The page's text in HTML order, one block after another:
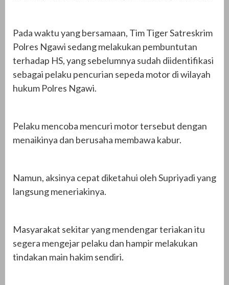
Pada waktu yang bersamaan, Tim Tiger Satreskrim
Polres Ngawi sedang melakukan pembuntutan
terhadap HS, yang sebelumnya sudah diidentifikasi
sebagai pelaku pencurian sepeda motor di wilayah
hukum Polres Ngawi.
Pelaku mencoba mencuri motor tersebut dengan
menaikinya dan berusaha membawa kabur.
Namun, aksinya cepat diketahui oleh Supriyadi yang
langsung meneriakinya.
Masyarakat sekitar yang mendengar teriakan itu
segera mengejar pelaku dan hampir melakukan
tindakan main hakim sendiri.